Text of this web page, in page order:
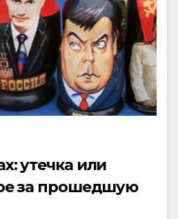
утечка или
за прошедшую